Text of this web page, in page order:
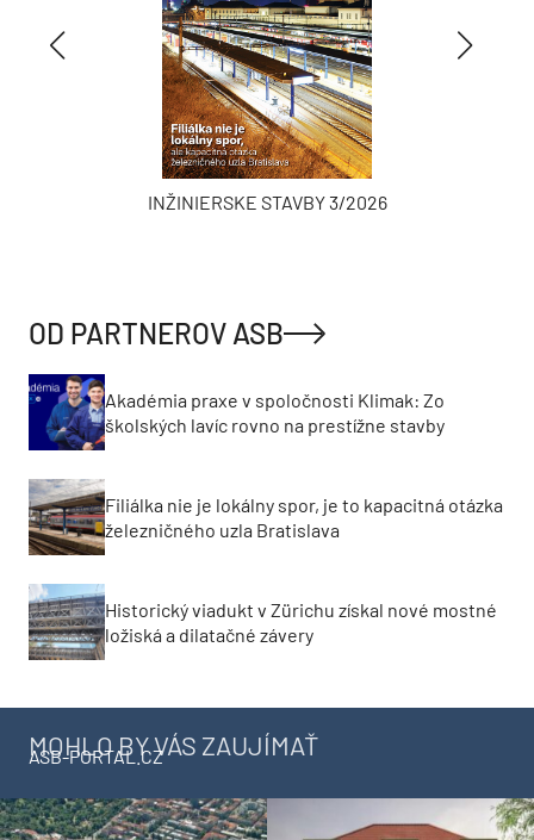
INŽINIERSKE STAVBY 3/2026
OD PARTNEROV ASB
Akadémia praxe v spoločnosti Klimak: Zo
školských lavíc rovno na prestížne stavby
Filiálka nie je lokálny spor, je to kapacitná otázka
železničného uzla Bratislava
Historický viadukt v Zürichu získal nové mostné
ložiská a dilatačné závery
MOHLO BY VÁS ZAUJÍMAŤ
ASB-PORTAL.CZ